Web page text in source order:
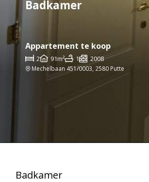
Badkamer
Appartement te koop
2 91m² 1 2008
Mechelbaan 451/0003, 2580 Putte
Badkamer